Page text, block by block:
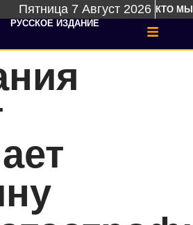
Пятница 7 Август 2026 КТО МЫ
РУССКОЕ ИЗДАНИЕ